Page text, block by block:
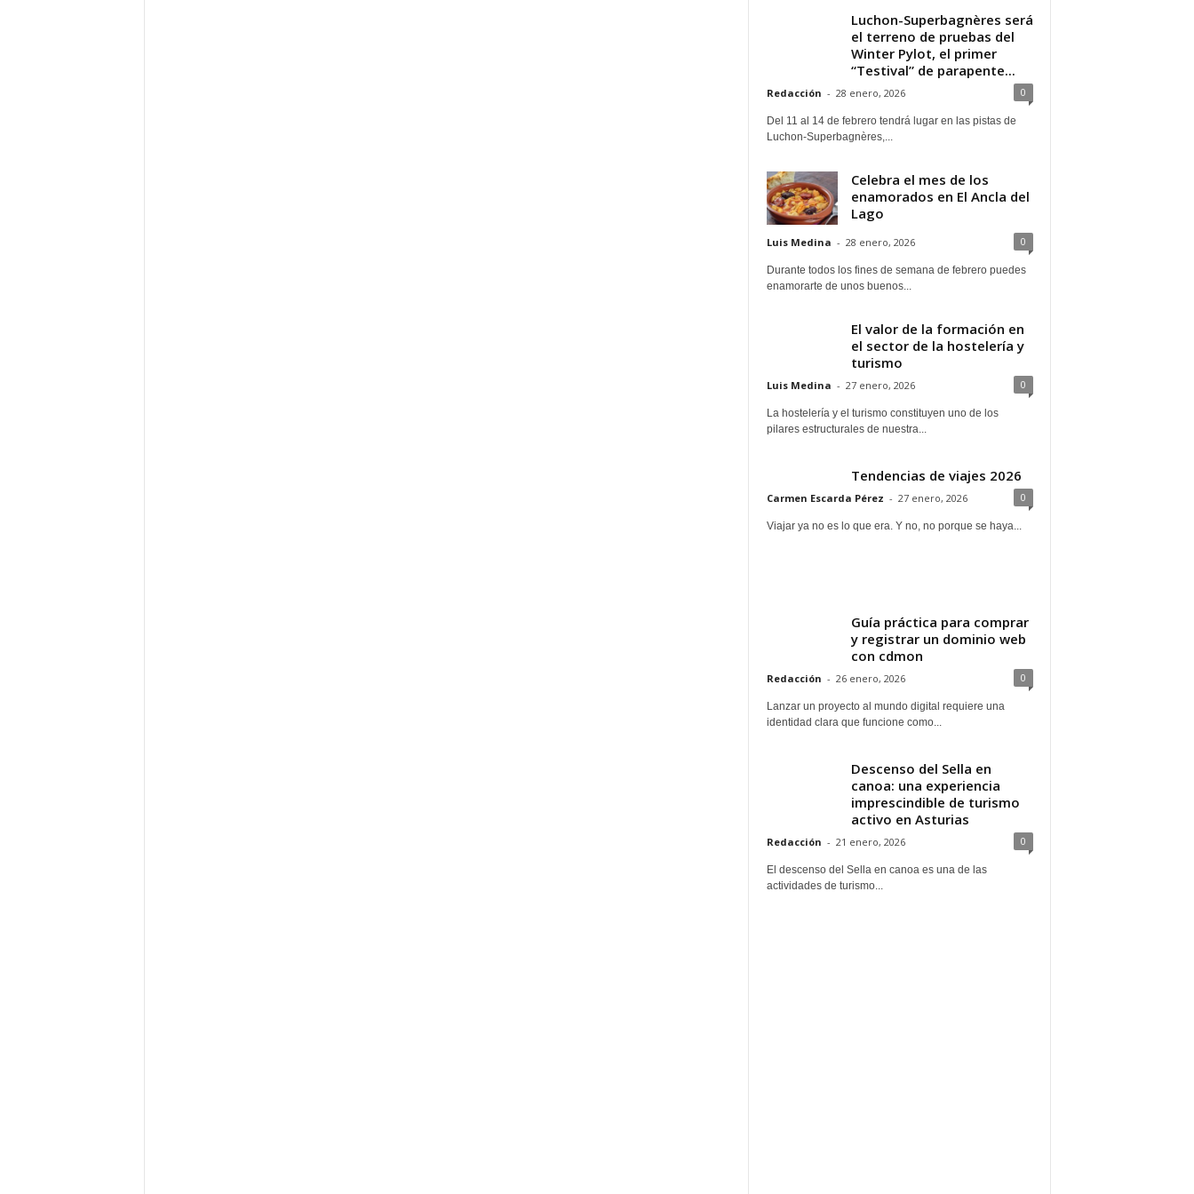
Luchon-Superbagnères será
el terreno de pruebas del
Winter Pylot, el primer
“Testival” de parapente...
Redacción - 28 enero, 2026 0
Del 11 al 14 de febrero tendrá lugar en las pistas de
Luchon-Superbagnères,...
Celebra el mes de los
enamorados en El Ancla del
Lago
Luis Medina - 28 enero, 2026 0
Durante todos los fines de semana de febrero puedes
enamorarte de unos buenos...
El valor de la formación en
el sector de la hostelería y
turismo
Luis Medina - 27 enero, 2026 0
La hostelería y el turismo constituyen uno de los
pilares estructurales de nuestra...
Tendencias de viajes 2026
Carmen Escarda Pérez - 27 enero, 2026 0
Viajar ya no es lo que era. Y no, no porque se haya...
Guía práctica para comprar
y registrar un dominio web
con cdmon
Redacción - 26 enero, 2026 0
Lanzar un proyecto al mundo digital requiere una
identidad clara que funcione como...
Descenso del Sella en
canoa: una experiencia
imprescindible de turismo
activo en Asturias
Redacción - 21 enero, 2026 0
El descenso del Sella en canoa es una de las
actividades de turismo...